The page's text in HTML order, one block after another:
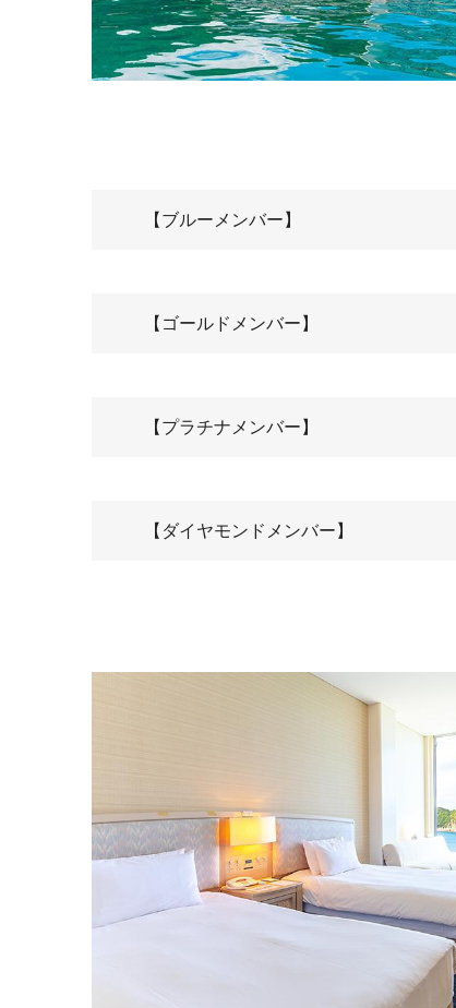
【ブルーメンバー】
【ゴールドメンバー】
【プラチナメンバー】
【ダイヤモンドメンバー】